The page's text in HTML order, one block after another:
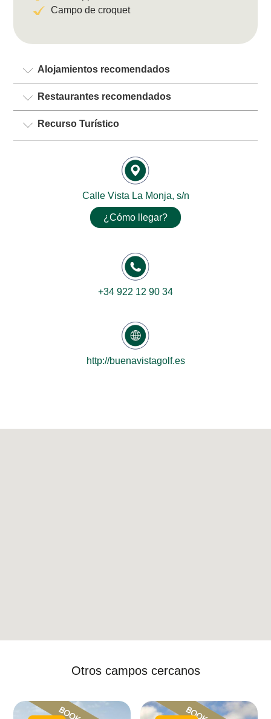
Campo de croquet
Alojamientos recomendados
Restaurantes recomendados
Recurso Turístico
Calle Vista La Monja, s/n
¿Cómo llegar?
+34 922 12 90 34
http://buenavistagolf.es
Otros campos cercanos